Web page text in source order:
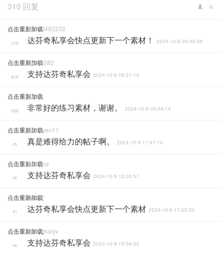
310 回复
点击重新加载15350492232
沙发 达芬奇私享会快点更新下一个素材！ 2024-10-9 00:46:58
点击重新加载
Hj659082
板凳 支持达芬奇私享会 2024-10-9 08:21:10
点击重新加载
Cqzy
地板 非常好的练习素材，谢谢。 2024-10-9 09:04:14
点击重新加载Lileleven11
#5 真是难得给力的帖子啊。 2024-10-9 11:47:10
点击重新加载
Toddma
#6 支持达芬奇私享会 2024-10-9 13:36:57
点击重新加载
W晚安
#7 达芬奇私享会快点更新下一个素材 2024-10-9 17:02:33
点击重新加载Zhangkaiyv
#8 支持达芬奇私享会 2024-10-9 19:54:05